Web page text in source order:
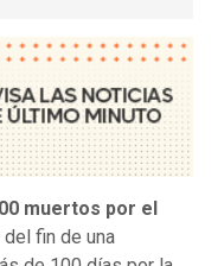
muertos por el
fin de una